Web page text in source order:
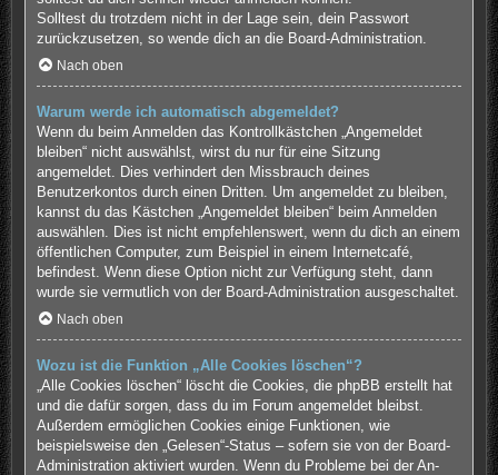
Solltest du trotzdem nicht in der Lage sein, dein Passwort
zurückzusetzen, so wende dich an die Board-Administration.
Nach oben
Warum werde ich automatisch abgemeldet?
Wenn du beim Anmelden das Kontrollkästchen „Angemeldet
bleiben“ nicht auswählst, wirst du nur für eine Sitzung
angemeldet. Dies verhindert den Missbrauch deines
Benutzerkontos durch einen Dritten. Um angemeldet zu bleiben,
kannst du das Kästchen „Angemeldet bleiben“ beim Anmelden
auswählen. Dies ist nicht empfehlenswert, wenn du dich an einem
öffentlichen Computer, zum Beispiel in einem Internetcafé,
befindest. Wenn diese Option nicht zur Verfügung steht, dann
wurde sie vermutlich von der Board-Administration ausgeschaltet.
Nach oben
Wozu ist die Funktion „Alle Cookies löschen“?
„Alle Cookies löschen“ löscht die Cookies, die phpBB erstellt hat
und die dafür sorgen, dass du im Forum angemeldet bleibst.
Außerdem ermöglichen Cookies einige Funktionen, wie
beispielsweise den „Gelesen“-Status – sofern sie von der Board-
Administration aktiviert wurden. Wenn du Probleme bei der An-